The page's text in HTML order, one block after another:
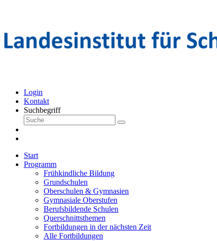
Login
Kontakt
Suchbegriff
Start
Programm
Frühkindliche Bildung
Grundschulen
Oberschulen & Gymnasien
Gymnasiale Oberstufen
Berufsbildende Schulen
Querschnittsthemen
Fortbildungen in der nächsten Zeit
Alle Fortbildungen